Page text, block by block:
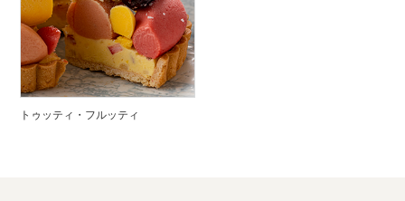
トゥッティ・フルッティ